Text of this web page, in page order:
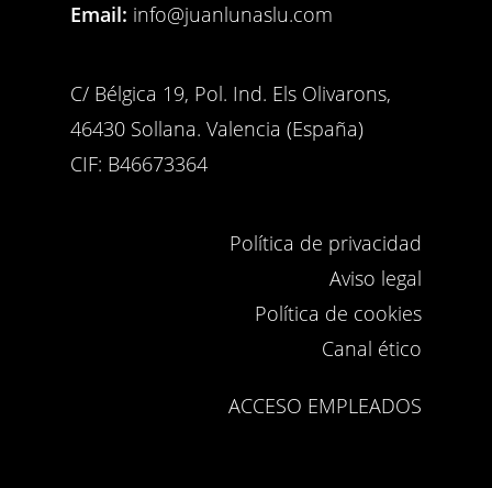
Email: info@juanlunaslu.com
C/ Bélgica 19, Pol. Ind. Els Olivarons,
46430 Sollana. Valencia (España)
CIF: B46673364
Política de privacidad
Aviso legal
Política de cookies
Canal ético
ACCESO EMPLEADOS